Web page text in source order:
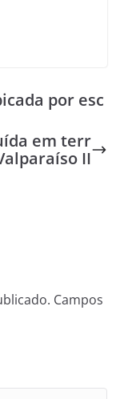
por esc
em terr
II
Campos